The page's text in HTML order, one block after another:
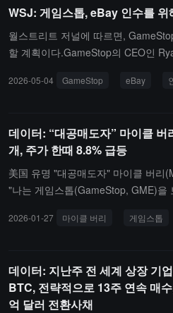
WSJ: 게임스톱, eBay 인수를 위
월스트리트 저널에 따르면,
할 계획이다.GameStop의 CEO인
식으로 eBay를 인수하겠다고 제안했
2026-05-04 GameStop eBay
데이터: “대공매도자” 마이클
개, 주가 한때 8.8% 급등
美国 유명 "대공매도자" 마이클 버리
"나는 게임스톱(GameStop, GME)을
산 가치의 1배에 근접할 것으로 예상
때 8.8% 급등했으며, 종가 24.01 달
2026-01-27 마이클 버리 게임스톱
데이터: 지난주 전 세계 상장 기
BTC, 전략적으로 13주 연속 매
억 달러 전환사채